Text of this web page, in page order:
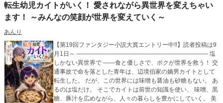
転生幼児カイトがいく！ 愛されながら異世界を変えちゃい
ます！ ～みんなの笑顔が世界を変えていく～
あんり
【第19回ファンタジー小説大賞エントリー中‼️】読者投稿は9
月1日～ ―――――――――――――――――――――― 塩
しかない異世界で ――食と優しさで、ボクが世界を救う！ 交
通事故で命を落とした青年は、辺境伯家の嫡男カイトとして
転生した。 だが、この世界には味噌も醤油も砂糖もない。 あ
るのは塩だけ。 そこでカイトは前世の知識を使い、 味噌、黒
糖、豚汁を広めながら、人々の暮らしを豊かにしていく。 美